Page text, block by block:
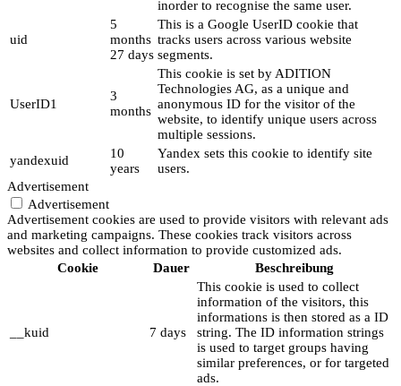
inorder to recognise the same user.
uid
5
months
27 days
This is a Google UserID cookie that
tracks users across various website
segments.
UserID1
3
months
This cookie is set by ADITION
Technologies AG, as a unique and
anonymous ID for the visitor of the
website, to identify unique users across
multiple sessions.
yandexuid
10
years
Yandex sets this cookie to identify site
users.
Advertisement
Advertisement
Advertisement cookies are used to provide visitors with relevant ads
and marketing campaigns. These cookies track visitors across
websites and collect information to provide customized ads.
Cookie
Dauer Beschreibung
__kuid 7 days
This cookie is used to collect
information of the visitors, this
informations is then stored as a ID
string. The ID information strings
is used to target groups having
similar preferences, or for targeted
ads.